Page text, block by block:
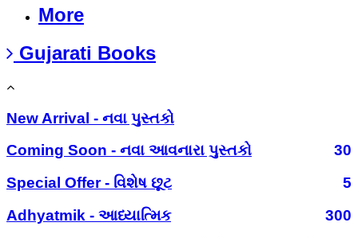
More
Gujarati Books
New Arrival - નવા પુસ્તકો
Coming Soon - નવા આવનારા પુસ્તકો
30
Special Offer - વિશેષ છૂટ
5
Adhyatmik - આધ્યાત્મિક
300